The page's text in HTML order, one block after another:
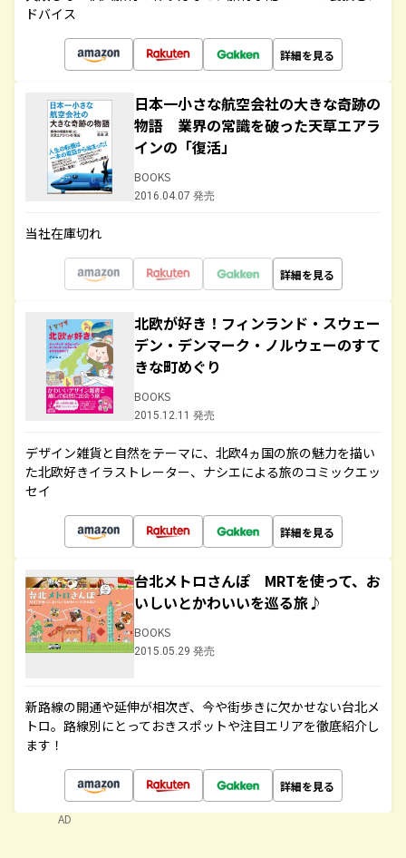
ドバイス
詳細を見る
日本一小さな航空会社の大きな奇跡の
物語 業界の常識を破った天草エアラ
インの「復活」
BOOKS
2016.04.07 発売
当社在庫切れ
詳細を見る
北欧が好き！フィンランド・スウェー
デン・デンマーク・ノルウェーのすて
きな町めぐり
BOOKS
2015.12.11 発売
デザイン雑貨と自然をテーマに、北欧4ヵ国の旅の魅力を描い
た北欧好きイラストレーター、ナシエによる旅のコミックエッ
セイ
詳細を見る
台北メトロさんぽ MRTを使って、お
いしいとかわいいを巡る旅♪
BOOKS
2015.05.29 発売
新路線の開通や延伸が相次ぎ、今や街歩きに欠かせない台北メ
トロ。路線別にとっておきスポットや注目エリアを徹底紹介し
ます！
詳細を見る
AD